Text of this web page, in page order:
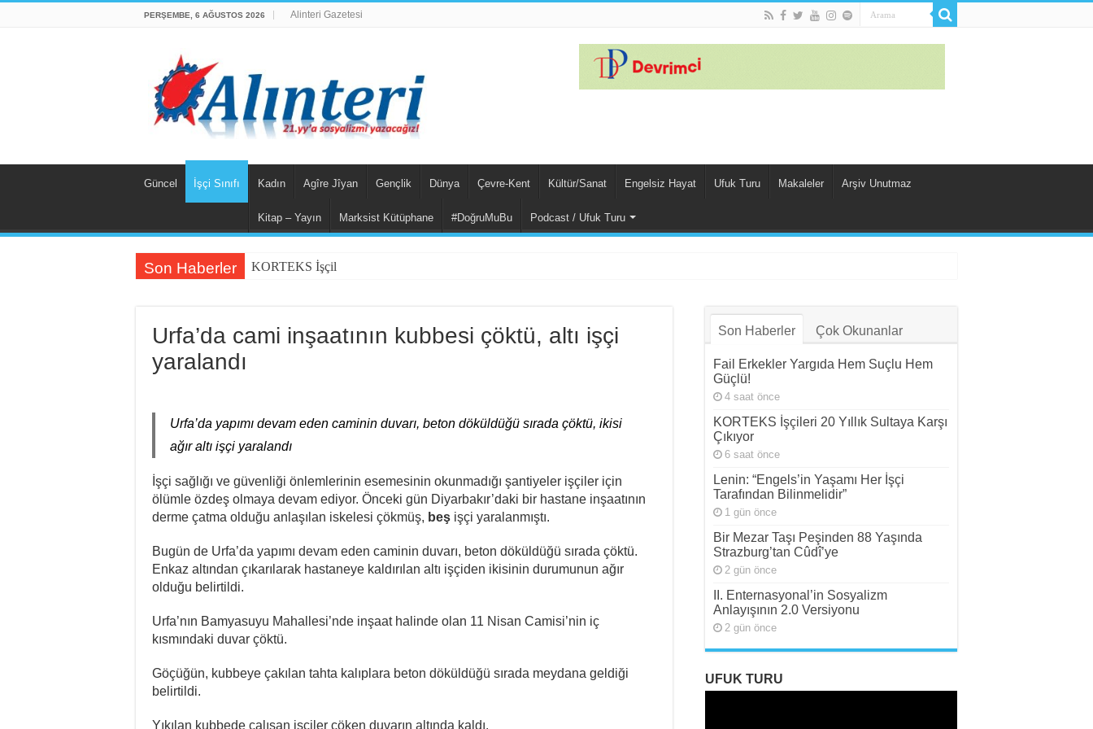
PERŞEMBE, 6 AĞUSTOS 2026 Alinteri Gazetesi
Güncel İşçi Sınıfı Kadın Agîre Jîyan Gençlik Dünya Çevre-Kent Kültür/Sanat Engelsiz Hayat Ufuk Turu Makaleler Arşiv Unutmaz
Kitap – Yayın Marksist Kütüphane #DoğruMuBu Podcast / Ufuk Turu
Son Haberler KORTEKS İşçileri 20 Yıllık S
Urfa’da cami inşaatının kubbesi çöktü, altı işçi
yaralandı
Urfa’da yapımı devam eden caminin duvarı, beton döküldüğü sırada çöktü, ikisi
ağır altı işçi yaralandı
İşçi sağlığı ve güvenliği önlemlerinin esemesinin okunmadığı şantiyeler işçiler için
ölümle özdeş olmaya devam ediyor. Önceki gün Diyarbakır’daki bir hastane inşaatının
derme çatma olduğu anlaşılan iskelesi çökmüş, beş işçi yaralanmıştı.
Bugün de Urfa’da yapımı devam eden caminin duvarı, beton döküldüğü sırada çöktü.
Enkaz altından çıkarılarak hastaneye kaldırılan altı işçiden ikisinin durumunun ağır
olduğu belirtildi.
Urfa’nın Bamyasuyu Mahallesi’nde inşaat halinde olan 11 Nisan Camisi’nin iç
kısmındaki duvar çöktü.
Göçüğün, kubbeye çakılan tahta kalıplara beton döküldüğü sırada meydana geldiği
belirtildi.
Yıkılan kubbede çalışan işçiler çöken duvarın altında kaldı.
Son Haberler Çok Okunanlar
Fail Erkekler Yargıda Hem Suçlu Hem
Güçlü!
4 saat önce
KORTEKS İşçileri 20 Yıllık Sultaya Karşı
Çıkıyor
6 saat önce
Lenin: “Engels’in Yaşamı Her İşçi
Tarafından Bilinmelidir”
1 gün önce
Bir Mezar Taşı Peşinden 88 Yaşında
Strazburg’tan Cûdî’ye
2 gün önce
II. Enternasyonal’in Sosyalizm
Anlayışının 2.0 Versiyonu
2 gün önce
UFUK TURU